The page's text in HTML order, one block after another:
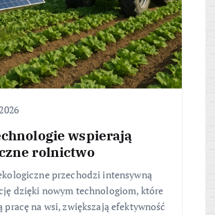
wspierają
rolnictwo
przechodzi intensywną
dzięki nowym technologiom, które
pracę na wsi, zwiększają efektywność